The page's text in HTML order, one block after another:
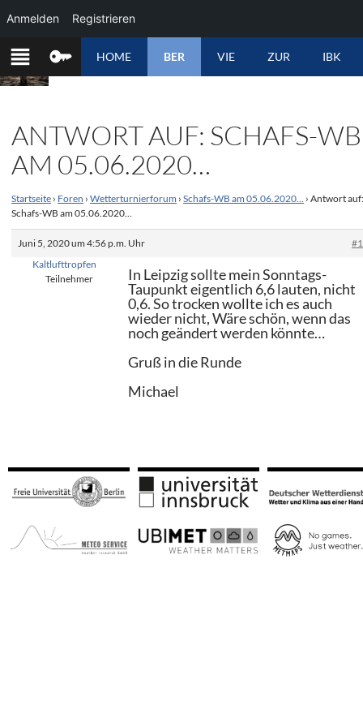
ZUM
INHALT
SPRINGEN
HOME BER VIE ZUR IBK
ANTWORT AUF: SCHAFS-WB
AM 05.06.2020…
Startseite › Foren › Wetterturnierforum › Schafs-WB am 05.06.2020… › Antwort
Schafs-WB am 05.06.2020…
Juni 5, 2020 um 4:56 p.m. Uhr
Kaltlufttropfen
Teilnehmer
In Leipzig sollte mein Sonntags-
Taupunkt eigentlich 6,6 lauten, nicht
0,6. So trocken wollte ich es auch
wieder nicht, Wäre schön, wenn das
noch geändert werden könnte…
Gruß in die Runde
Michael
Anmelden Registrieren